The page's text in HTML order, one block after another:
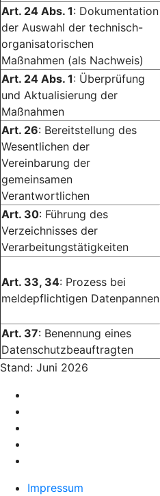
Art. 24 Abs. 1: Dokumentation
der Auswahl der technisch-
organisatorischen
Maßnahmen (als Nachweis)
Art. 24 Abs. 1: Überprüfung
und Aktualisierung der
Maßnahmen
Art. 26: Bereitstellung des
Wesentlichen der
Vereinbarung der
gemeinsamen
Verantwortlichen
Art. 30: Führung des
Verzeichnisses der
Verarbeitungstätigkeiten
Art. 33, 34: Prozess bei
meldepflichtigen Datenpannen
Art. 37: Benennung eines
Datenschutzbeauftragten
Stand: Juni 2026
Impressum